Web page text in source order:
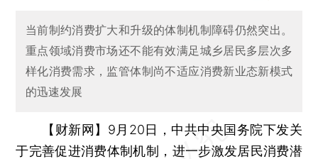
当前制约消费扩大和升级的体制机制障碍仍然突出。
重点领域消费市场还不能有效满足城乡居民多层次多
样化消费需求，监管体制尚不适应消费新业态新模式
的迅速发展
【财新网】 9月20日，中共中央国务院下发关
于完善促进消费体制机制，进一步激发居民消费潜